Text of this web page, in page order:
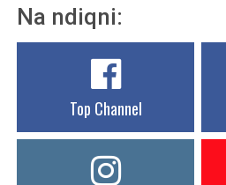
Na ndiqni:
Top Channel